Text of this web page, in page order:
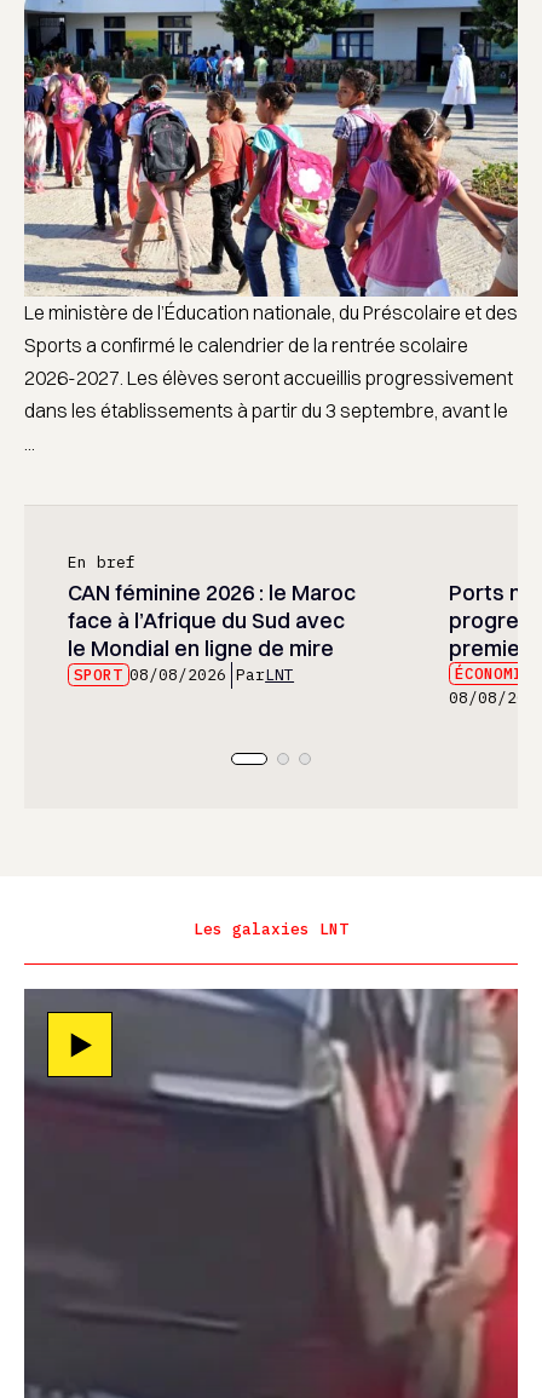
Le ministère de l’Éducation nationale, du Préscolaire et des
Sports a confirmé le calendrier de la rentrée scolaire
2026-2027. Les élèves seront accueillis progressivement
dans les établissements à partir du 3 septembre, avant le
...
En bref
CAN féminine 2026 : le Maroc
face à l’Afrique du Sud avec
le Mondial en ligne de mire
SPORT 08/08/2026 ParLNT
Ports
premier
08/08/
Les galaxies LNT